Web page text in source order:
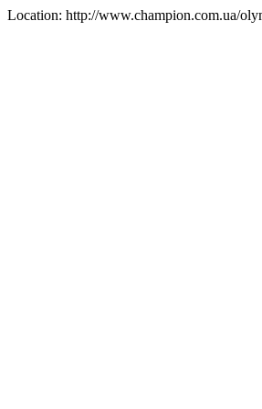
Location: http://www.champion.com.ua/